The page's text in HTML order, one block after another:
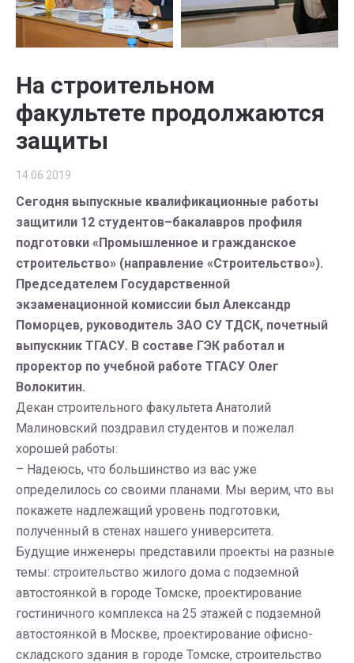
На строительном
факультете продолжаются
защиты
14.06.2019
Сегодня выпускные квалификационные работы
защитили 12 студентов–бакалавров профиля
подготовки «Промышленное и гражданское
строительство» (направление «Строительство»).
Председателем Государственной
экзаменационной комиссии был Александр
Поморцев, руководитель ЗАО СУ ТДСК, почетный
выпускник ТГАСУ. В составе ГЭК работал и
проректор по учебной работе ТГАСУ Олег
Волокитин.
Декан строительного факультета Анатолий
Малиновский поздравил студентов и пожелал
хорошей работы:
– Надеюсь, что большинство из вас уже
определилось со своими планами. Мы верим, что вы
покажете надлежащий уровень подготовки,
полученный в стенах нашего университета.
Будущие инженеры представили проекты на разные
темы: строительство жилого дома с подземной
автостоянкой в городе Томске, проектирование
гостиничного комплекса на 25 этажей с подземной
автостоянкой в Москве, проектирование офисно-
складского здания в городе Томске, строительство